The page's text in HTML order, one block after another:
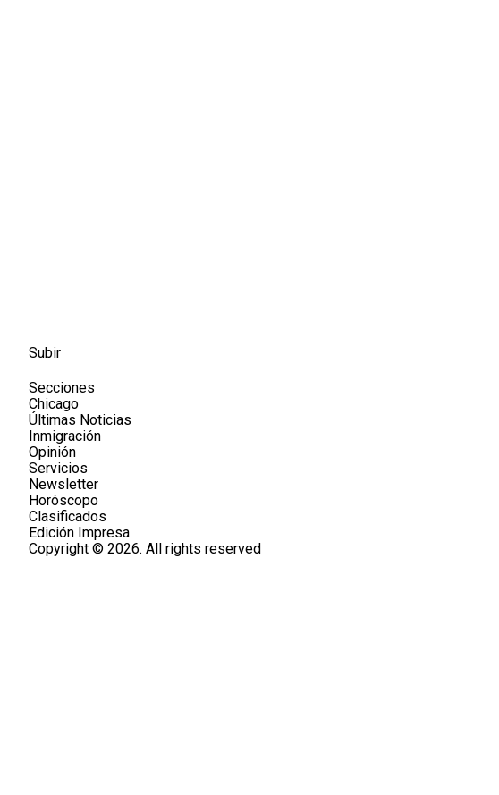
Subir
Secciones
Chicago
Últimas Noticias
Inmigración
Opinión
Servicios
Newsletter
Horóscopo
Clasificados
Edición Impresa
Copyright © 2026. All rights reserved